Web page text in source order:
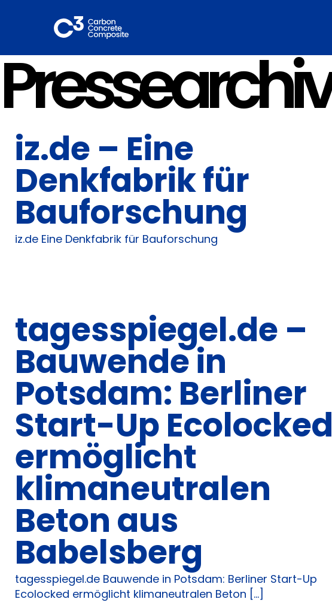
Pressearchiv
iz.de – Eine
Denkfabrik für
Bauforschung
iz.de Eine Denkfabrik für Bauforschung
tagesspiegel.de –
Bauwende in
Potsdam: Berliner
Start-Up Ecolocked
ermöglicht
klimaneutralen
Beton aus
Babelsberg
tagesspiegel.de Bauwende in Potsdam: Berliner Start-Up
Ecolocked ermöglicht klimaneutralen Beton [...]